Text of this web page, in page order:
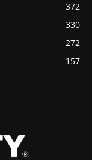
372
330
272
157